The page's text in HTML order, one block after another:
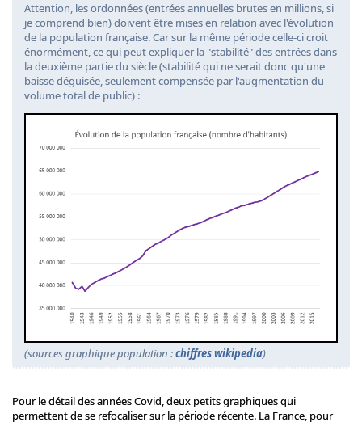
Attention, les ordonnées (entrées annuelles brutes en millions, si
je comprend bien) doivent être mises en relation avec l'évolution
de la population française. Car sur la même période celle-ci croit
énormément, ce qui peut expliquer la "stabilité" des entrées dans
la deuxième partie du siècle (stabilité qui ne serait donc qu'une
baisse déguisée, seulement compensée par l'augmentation du
volume total de public) :
(sources graphique population :chiffres wikipedia)
Pour le détail des années Covid, deux petits graphiques qui
permettent de se refocaliser sur la période récente. La France, pour